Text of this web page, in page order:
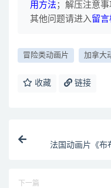
用方法 ；解压注意事
其他问题请进入留
冒险类动画片 加拿大
收藏 链接
法国动画片《布
下一篇